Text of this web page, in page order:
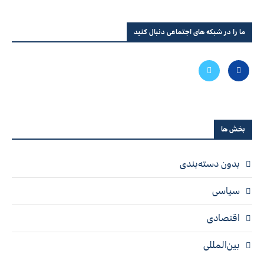
ما را در شبکه های اجتماعی دنبال کنید
بخش ها
بدون دسته‌بندی
سیاسی
اقتصادی
بین‌المللی